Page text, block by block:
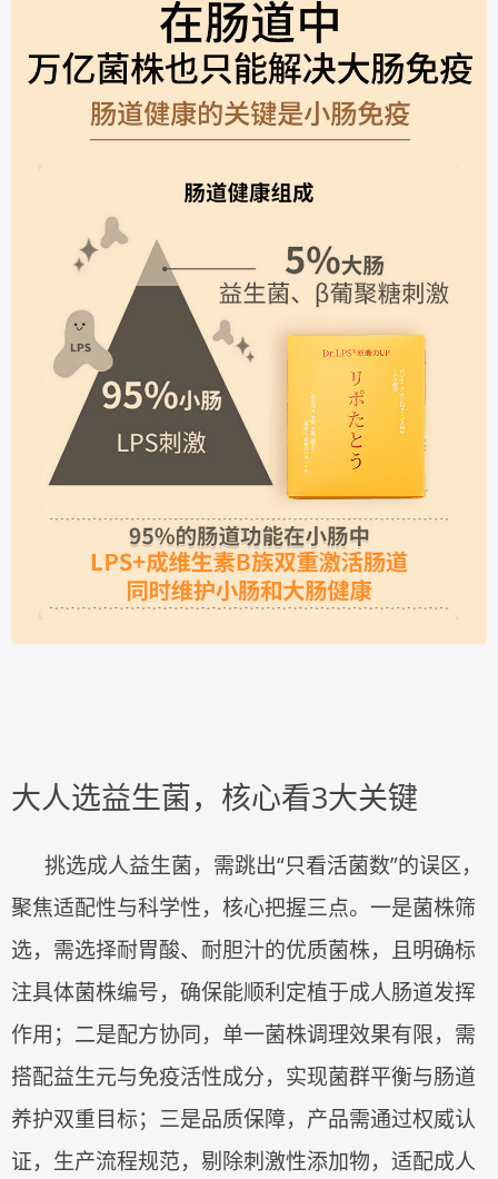
大人选益生菌，核心看3大关键
挑选成人益生菌，需跳出“只看活菌数”的误区，
聚焦适配性与科学性，核心把握三点。一是菌株筛
选，需选择耐胃酸、耐胆汁的优质菌株，且明确标
注具体菌株编号，确保能顺利定植于成人肠道发挥
作用；二是配方协同，单一菌株调理效果有限，需
搭配益生元与免疫活性成分，实现菌群平衡与肠道
养护双重目标；三是品质保障，产品需通过权威认
证，生产流程规范，剔除刺激性添加物，适配成人